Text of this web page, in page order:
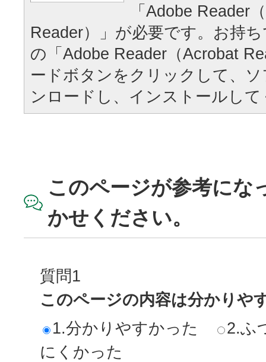
「Adobe Reader
Reader）」が必要です。お持
の「Adobe Reader（Acrobat
ードボタンをクリックして、
ンロードし、インストールし
このページが参考にな
かせください。
質問1
このページの内容は分かりや
1.分かりやすかった
2.ふ
にくかった